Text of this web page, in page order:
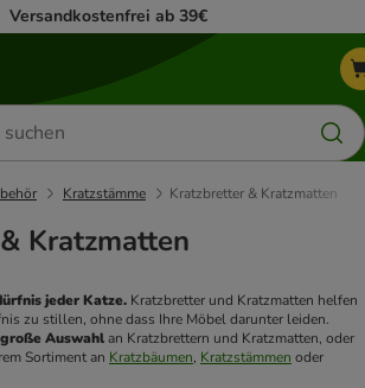
Versandkostenfrei ab 39€
Kratzstämme Kratzbretter & Kratzmatten
Kratzmatten
jeder Katze. Kratzbretter und Kratzmatten helfen
zu stillen, ohne dass Ihre Möbel darunter leiden.
große Auswahl an Kratzbrettern und Kratzmatten, oder
Sortiment an Kratzbäumen, Kratzstämmen